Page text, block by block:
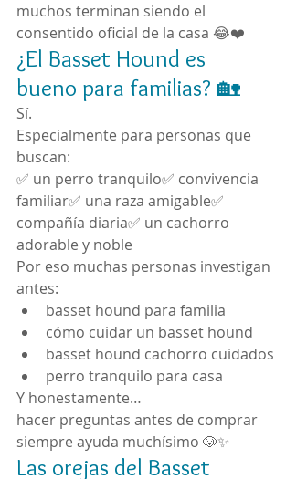
muchos terminan siendo el
consentido oficial de la casa 😂❤️
¿El Basset Hound es
bueno para familias? 🏡
Sí.
Especialmente para personas que
buscan:
✅ un perro tranquilo✅ convivencia
familiar✅ una raza amigable✅
compañía diaria✅ un cachorro
adorable y noble
Por eso muchas personas investigan
antes:
basset hound para familia
cómo cuidar un basset hound
basset hound cachorro cuidados
perro tranquilo para casa
Y honestamente…
hacer preguntas antes de comprar
siempre ayuda muchísimo 🐶✨
Las orejas del Basset